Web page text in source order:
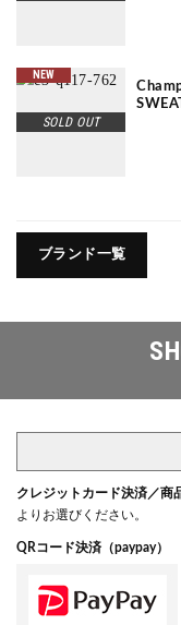
NEW
SOLD OUT
ブランド一覧
クレジットカード決済／商
よりお選びください。
QRコード決済（paypay）